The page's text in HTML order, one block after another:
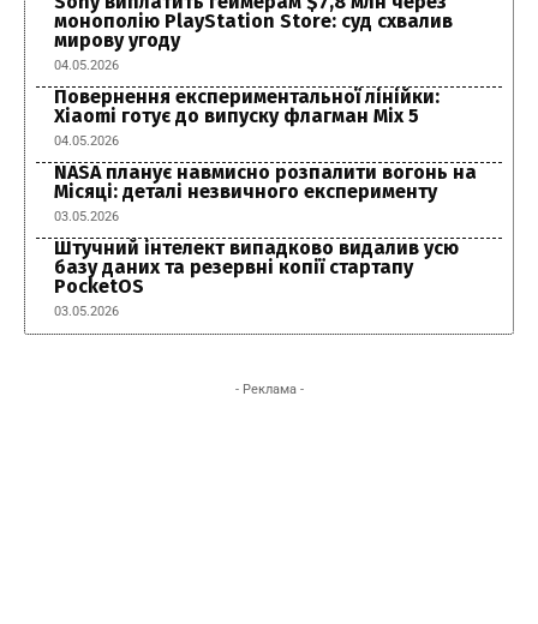
монополію PlayStation Store: суд схвалив
мирову угоду
04.05.2026
Повернення експериментальної лінійки:
Xiaomi готує до випуску флагман Mix 5
04.05.2026
NASA планує навмисно розпалити вогонь на
Місяці: деталі незвичного експерименту
03.05.2026
Штучний інтелект випадково видалив усю
базу даних та резервні копії стартапу
PocketOS
03.05.2026
- Реклама -